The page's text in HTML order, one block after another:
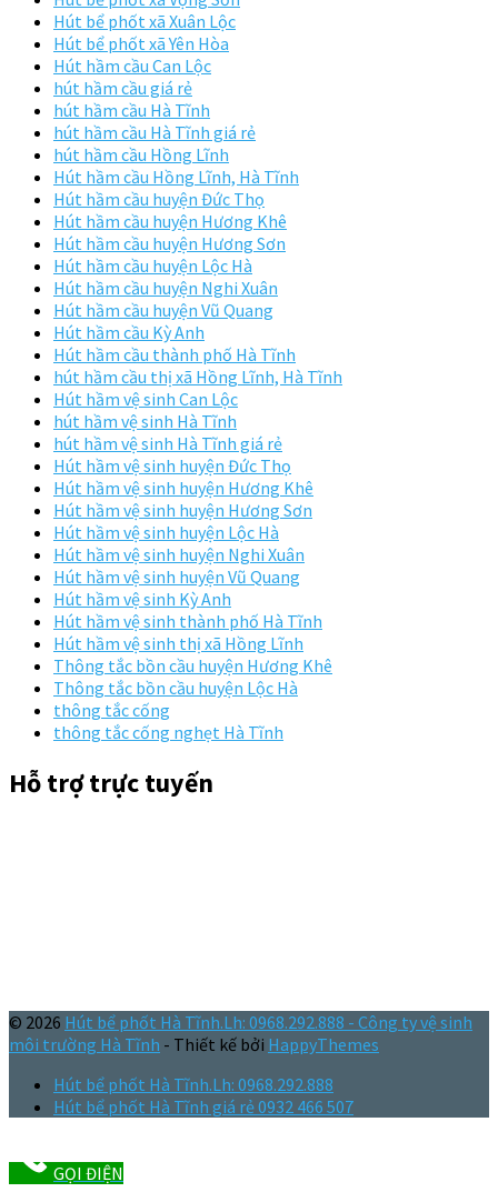
Hút bể phốt xã Xuân Lộc
Hút bể phốt xã Yên Hòa
Hút hầm cầu Can Lộc
hút hầm cầu giá rẻ
hút hầm cầu Hà Tĩnh
hút hầm cầu Hà Tĩnh giá rẻ
hút hầm cầu Hồng Lĩnh
Hút hầm cầu Hồng Lĩnh, Hà Tĩnh
Hút hầm cầu huyện Đức Thọ
Hút hầm cầu huyện Hương Khê
Hút hầm cầu huyện Hương Sơn
Hút hầm cầu huyện Lộc Hà
Hút hầm cầu huyện Nghi Xuân
Hút hầm cầu huyện Vũ Quang
Hút hầm cầu Kỳ Anh
Hút hầm cầu thành phố Hà Tĩnh
hút hầm cầu thị xã Hồng Lĩnh, Hà Tĩnh
Hút hầm vệ sinh Can Lộc
hút hầm vệ sinh Hà Tĩnh
hút hầm vệ sinh Hà Tĩnh giá rẻ
Hút hầm vệ sinh huyện Đức Thọ
Hút hầm vệ sinh huyện Hương Khê
Hút hầm vệ sinh huyện Hương Sơn
Hút hầm vệ sinh huyện Lộc Hà
Hút hầm vệ sinh huyện Nghi Xuân
Hút hầm vệ sinh huyện Vũ Quang
Hút hầm vệ sinh Kỳ Anh
Hút hầm vệ sinh thành phố Hà Tĩnh
Hút hầm vệ sinh thị xã Hồng Lĩnh
Thông tắc bồn cầu huyện Hương Khê
Thông tắc bồn cầu huyện Lộc Hà
thông tắc cống
thông tắc cống nghẹt Hà Tĩnh
Hỗ trợ trực tuyến
© 2026 Hút bể phốt Hà Tĩnh.Lh: 0968.292.888 - Công ty vệ sinh
môi trường Hà Tĩnh - Thiết kế bởi HappyThemes
Hút bể phốt Hà Tĩnh.Lh: 0968.292.888
Hút bể phốt Hà Tĩnh giá rẻ 0932 466 507
GỌI ĐIỆN